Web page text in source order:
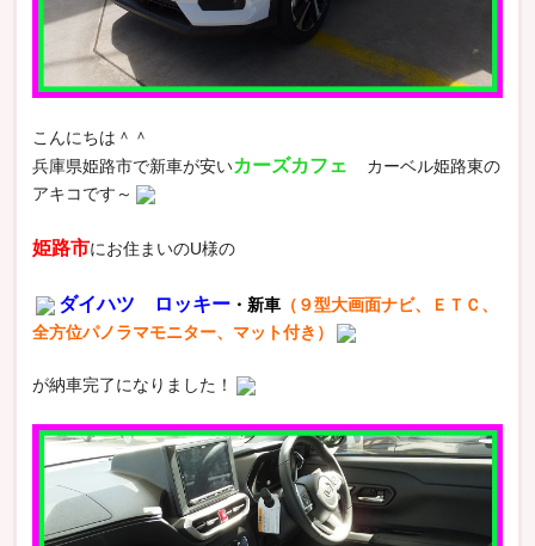
こんにちは＾＾
兵庫県姫路市で新車が安いカーズカフェ
カーベル姫路東の
アキコです～
姫路市にお住まいのU様の
ダイハツ ロッキー・新車（９型大画面ナビ、ＥＴＣ、
全方位パノラマモニター、マット付き）
が納車完了になりました！